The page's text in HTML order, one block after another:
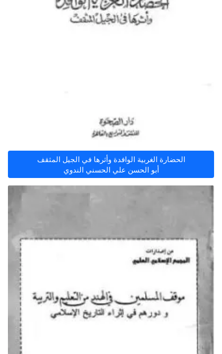
الحضارة الغربية الوافدة وأثرها في الجيل المثقف
أبو الحسن علي الحسني الندوي